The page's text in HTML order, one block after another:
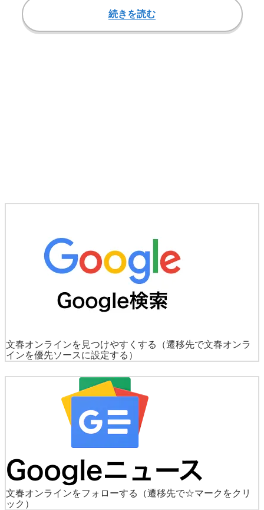
続きを読む
文春オンラインを見つけやすくする
（遷移先で文春オンラ
インを優先ソースに設定する）
文春オンラインをフォローする
（遷移先で☆マークをクリ
ック）